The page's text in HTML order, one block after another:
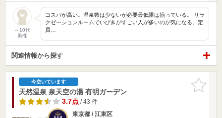
～10代
男性
コスパが高い。温泉数は少ないが必要最低限は揃っている。 リラ
クゼーションルームでいびきがすごい人が多いのが気になる。定
員…
関連情報から探す
お気に入
りに追加
今空いています
天然温泉 泉天空の湯 有明ガーデン
3.7点/ 43 件
東京都 / 江東区